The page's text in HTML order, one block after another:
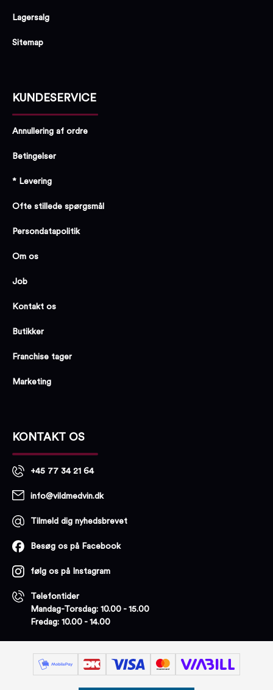
Lagersalg
Sitemap
KUNDESERVICE
Annullering af ordre
Betingelser
* Levering
Ofte stillede spørgsmål
Persondatapolitik
Om os
Job
Kontakt os
Butikker
Franchise tager
Marketing
KONTAKT OS
+45 77 34 21 64
info@vildmedvin.dk
Tilmeld dig nyhedsbrevet
Besøg os på Facebook
følg os på Instagram
Telefontider
Mandag-Torsdag: 10.00 - 15.00
Fredag: 10.00 - 14.00